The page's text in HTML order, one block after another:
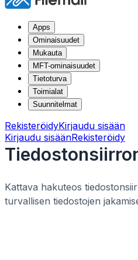
Apps
Ominaisuudet
Mukauta
MFT-ominaisuudet
Tietoturva
Toimialat
Suunnitelmat
RekisteröidyKirjaudu sisään
Kirjaudu sisäänRekisteröidy
Kattava hakuteos
turvallisen tiedostojen